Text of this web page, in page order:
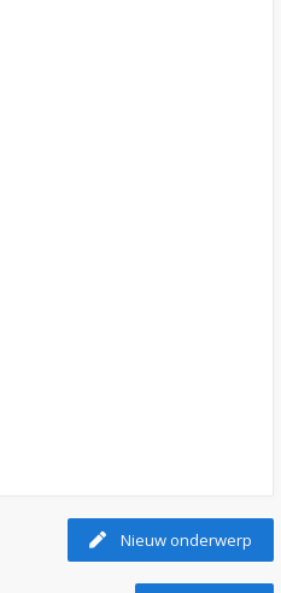
Nieuw onderwerp